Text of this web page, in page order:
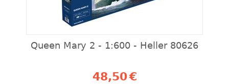
Queen Mary 2 - 1:600 - Heller 80626
48,50€